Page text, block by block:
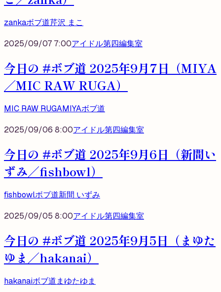
zankaボブ道芹沢 まこ
2025/09/07 7:00アイドル第四編集室
今日の #ボブ道 2025年9月7日（MIYA
／MIC RAW RUGA）
MIC RAW RUGAMIYAボブ道
2025/09/06 8:00アイドル第四編集室
今日の #ボブ道 2025年9月6日（新間い
ずみ／fishbowl）
fishbowlボブ道新間 いずみ
2025/09/05 8:00アイドル第四編集室
今日の #ボブ道 2025年9月5日（まゆた
ゆま／hakanai）
hakanaiボブ道まゆたゆま